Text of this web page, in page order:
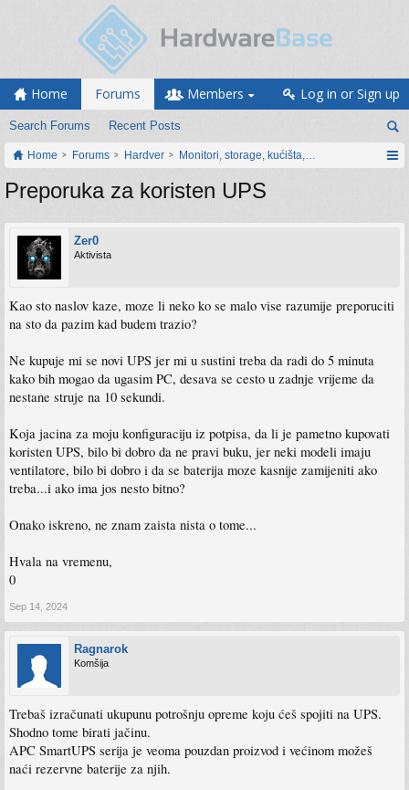
Home Forums
Search Forums Recent Posts
Members Log in or Sign up
Home Forums Hardver Monitori, storage, kućišta, periferija
Preporuka za koristen UPS
Zer0
Aktivista
Kao sto naslov kaze, moze li neko ko se malo vise razumije preporuciti
na sto da pazim kad budem trazio?
Ne kupuje mi se novi UPS jer mi u sustini treba da radi do 5 minuta
kako bih mogao da ugasim PC, desava se cesto u zadnje vrijeme da
nestane struje na 10 sekundi.
Koja jacina za moju konfiguraciju iz potpisa, da li je pametno kupovati
koristen UPS, bilo bi dobro da ne pravi buku, jer neki modeli imaju
ventilatore, bilo bi dobro i da se baterija moze kasnije zamijeniti ako
treba...i ako ima jos nesto bitno?
Onako iskreno, ne znam zaista nista o tome...
Hvala na vremenu,
0
Sep 14, 2024
Ragnarok
Komšija
Trebaš izračunati ukupunu potrošnju opreme koju ćeš spojiti na UPS.
Shodno tome birati jačinu.
APC SmartUPS serija je veoma pouzdan proizvod i većinom možeš
naći rezervne baterije za njih.